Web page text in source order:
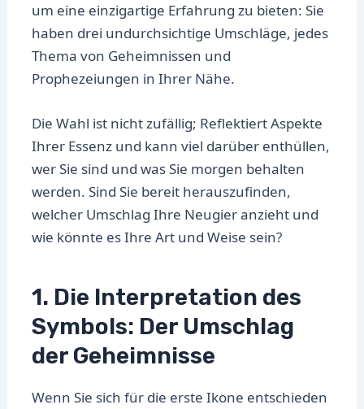
um eine einzigartige Erfahrung zu bieten: Sie
haben drei undurchsichtige Umschläge, jedes
Thema von Geheimnissen und
Prophezeiungen in Ihrer Nähe.
Die Wahl ist nicht zufällig; Reflektiert Aspekte
Ihrer Essenz und kann viel darüber enthüllen,
wer Sie sind und was Sie morgen behalten
werden. Sind Sie bereit herauszufinden,
welcher Umschlag Ihre Neugier anzieht und
wie könnte es Ihre Art und Weise sein?
1. Die Interpretation des
Symbols: Der Umschlag
der Geheimnisse
Wenn Sie sich für die erste Ikone entschieden